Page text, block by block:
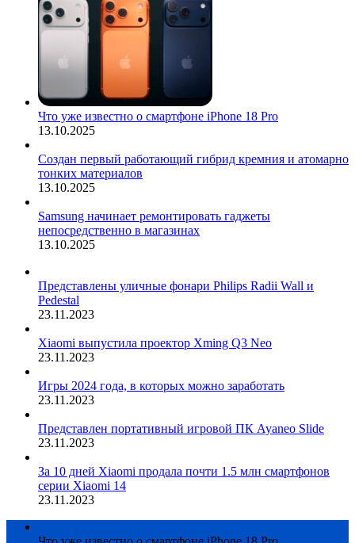
Что уже известно о смартфоне iPhone 18 Pro
13.10.2025
Создан первый работающий гибрид кремния и атомарно
тонких материалов
13.10.2025
Samsung начинает ремонтировать гаджеты
непосредственно в магазинах
13.10.2025
Представлены уличные фонари Philips Radii Wall и
Pedestal
23.11.2023
Xiaomi выпустила проектор Xming Q3 Neo
23.11.2023
Игры 2024 года, в которых можно заработать
23.11.2023
Представлен портативный игровой ПК Ayaneo Slide
23.11.2023
За 10 дней Xiaomi продала почти 1.5 млн смартфонов
серии Xiaomi 14
23.11.2023